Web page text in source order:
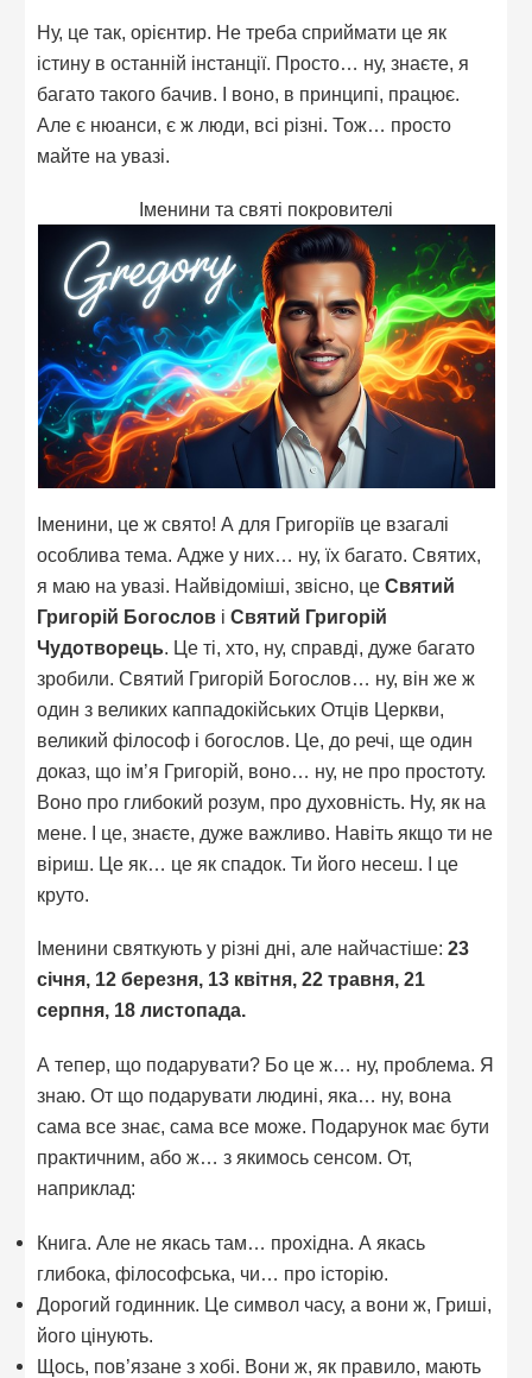
Ну, це так, орієнтир. Не треба сприймати це як
істину в останній інстанції. Просто… ну, знаєте, я
багато такого бачив. І воно, в принципі, працює.
Але є нюанси, є ж люди, всі різні. Тож… просто
майте на увазі.
Іменини та святі покровителі
Іменини, це ж свято! А для Григоріїв це взагалі
особлива тема. Адже у них… ну, їх багато. Святих,
я маю на увазі. Найвідоміші, звісно, цеСвятий
Григорій Богослов іСвятий Григорій
Чудотворець. Це ті, хто, ну, справді, дуже багато
зробили. Святий Григорій Богослов… ну, він же ж
один з великих каппадокійських Отців Церкви,
великий філософ і богослов. Це, до речі, ще один
доказ, що ім’я Григорій, воно… ну, не про простоту.
Воно про глибокий розум, про духовність. Ну, як на
мене. І це, знаєте, дуже важливо. Навіть якщо ти не
віриш. Це як… це як спадок. Ти його несеш. І це
круто.
Іменини святкують у різні дні, але найчастіше:23
січня, 12 березня, 13 квітня, 22 травня, 21
серпня, 18 листопада.
А тепер, що подарувати? Бо це ж… ну, проблема. Я
знаю. От що подарувати людині, яка… ну, вона
сама все знає, сама все може. Подарунок має бути
практичним, або ж… з якимось сенсом. От,
наприклад:
Книга. Але не якась там… прохідна. А якась
глибока, філософська, чи… про історію.
Дорогий годинник. Це символ часу, а вони ж, Гриші,
його цінують.
Щось, пов’язане з хобі. Вони ж, як правило, мають